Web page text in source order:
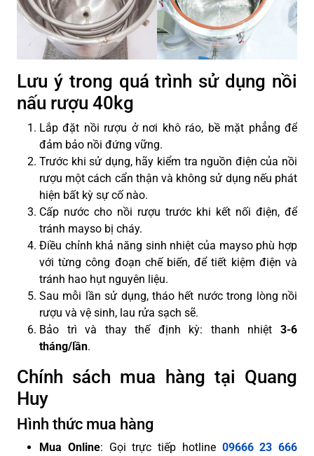
Lưu ý trong quá trình sử dụng nồi
nấu rượu 40kg
Lắp đặt nồi rượu ở nơi khô ráo, bề mặt phẳng để
đảm bảo nồi đứng vững.
Trước khi sử dụng, hãy kiểm tra nguồn điện của nồi
rượu một cách cẩn thận và không sử dụng nếu phát
hiện bất kỳ sự cố nào.
Cấp nước cho nồi rượu trước khi kết nối điện, để
tránh mayso bị cháy.
Điều chỉnh khả năng sinh nhiệt của mayso phù hợp
với từng công đoạn chế biến, để tiết kiệm điện và
tránh hao hụt nguyên liệu.
Sau mỗi lần sử dụng, tháo hết nước trong lòng nồi
rượu và vệ sinh, lau rửa sạch sẽ.
Bảo trì và thay thế định kỳ: thanh nhiệt 3-6
tháng/lần.
Chính sách mua hàng tại Quang
Huy
Hình thức mua hàng
Mua Online: Gọi trực tiếp hotline 09666 23 666